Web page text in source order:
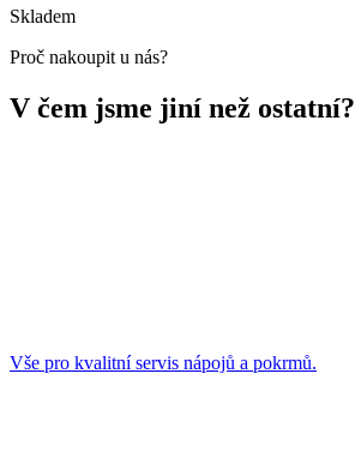
Skladem
Proč nakoupit u nás?
V čem jsme jiní než ostatní?
Vše pro kvalitní servis nápojů a pokrmů.